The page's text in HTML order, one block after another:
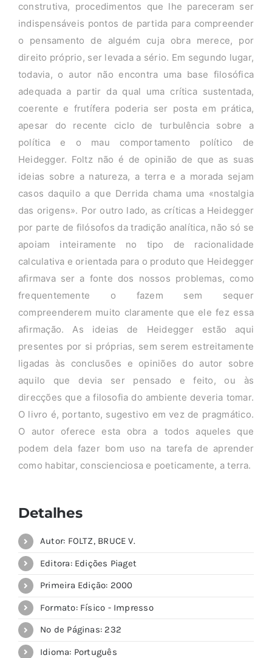
construtiva, procedimentos que lhe pareceram ser
indispensáveis pontos de partida para compreender
o pensamento de alguém cuja obra merece, por
direito próprio, ser levada a sério. Em segundo lugar,
todavia, o autor não encontra uma base filosófica
adequada a partir da qual uma crítica sustentada,
coerente e frutífera poderia ser posta em prática,
apesar do recente ciclo de turbulência sobre a
política e o mau comportamento político de
Heidegger. Foltz não é de opinião de que as suas
ideias sobre a natureza, a terra e a morada sejam
casos daquilo a que Derrida chama uma «nostalgia
das origens». Por outro lado, as críticas a Heidegger
por parte de filósofos da tradição analítica, não só se
apoiam inteiramente no tipo de racionalidade
calculativa e orientada para o produto que Heidegger
afirmava ser a fonte dos nossos problemas, como
frequentemente o fazem sem sequer
compreenderem muito claramente que ele fez essa
afirmação. As ideias de Heidegger estão aqui
presentes por si próprias, sem serem estreitamente
ligadas às conclusões e opiniões do autor sobre
aquilo que devia ser pensado e feito, ou às
direcções que a filosofia do ambiente deveria tomar.
O livro é, portanto, sugestivo em vez de pragmático.
O autor oferece esta obra a todos aqueles que
podem dela fazer bom uso na tarefa de aprender
como habitar, conscienciosa e poeticamente, a terra.
Detalhes
Autor: FOLTZ, BRUCE V.
Editora: Edições Piaget
Primeira Edição: 2000
Formato: Físico - Impresso
Nº de Páginas: 232
Idioma: Português